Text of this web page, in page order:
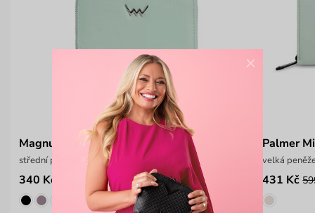
Magnus Mint
střední peněženka na zip
340 Kč 549 Kč
Palmer
velká
431 Kč
×